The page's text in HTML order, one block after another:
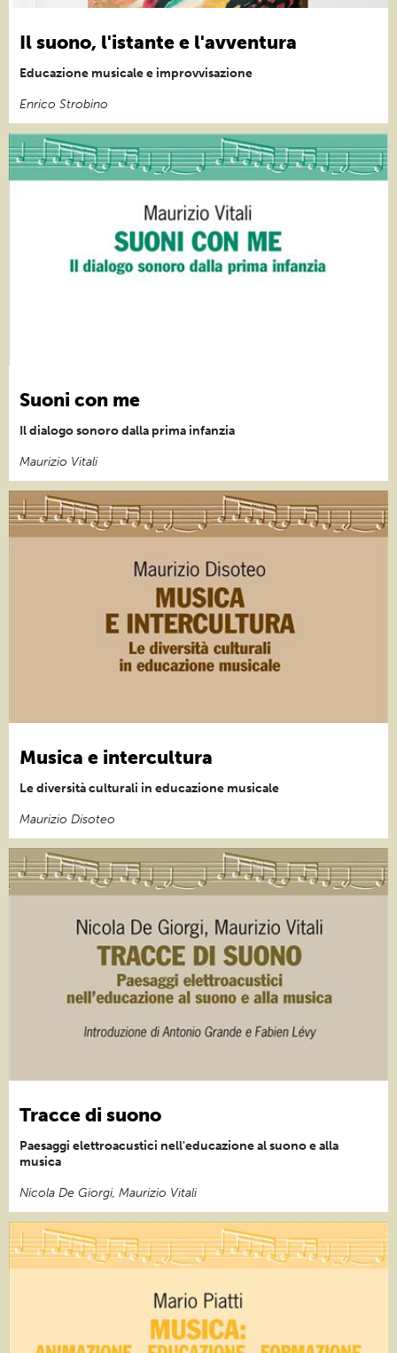
Il suono, l'istante e l'avventura
Educazione musicale e improvvisazione
Enrico Strobino
Suoni con me
Il dialogo sonoro dalla prima infanzia
Maurizio Vitali
Musica e intercultura
Le diversità culturali in educazione musicale
Maurizio Disoteo
Tracce di suono
Paesaggi elettroacustici nell'educazione al suono e alla
musica
Nicola De Giorgi, Maurizio Vitali